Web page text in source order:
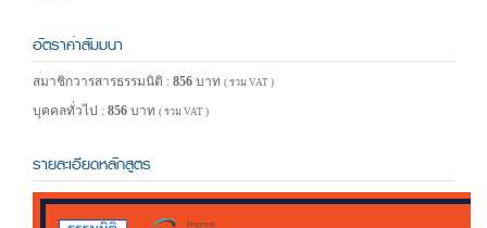
อัตราค่าสัมมนา
สมาชิกวารสารธรรมนิติ : 856 บาท ( รวม VAT )
บุคคลทั่วไป : 856 บาท ( รวม VAT )
รายละเอียดหลักสูตร